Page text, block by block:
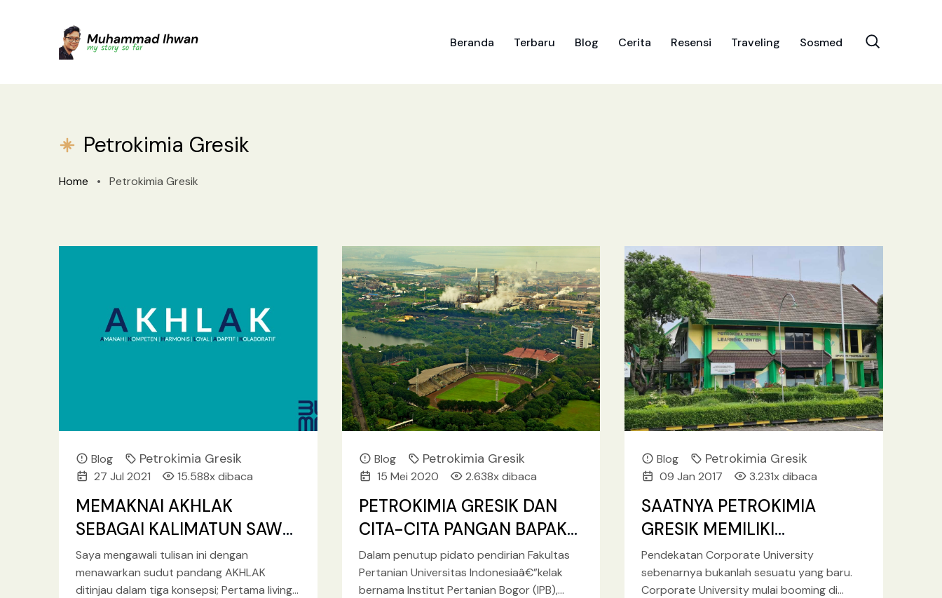
Beranda Terbaru Blog Cerita Resensi Traveling Sosmed
Petrokimia Gresik
Home • Petrokimia Gresik
Blog Petrokimia Gresik
27 Jul 2021 15.588x dibaca
MEMAKNAI AKHLAK
SEBAGAI KALIMATUN SAWA
BUMN
Saya mengawali tulisan ini dengan
menawarkan sudut pandang AKHLAK
ditinjau dalam tiga konsepsi; Pertama living
Blog Petrokimia Gresik
15 Mei 2020 2.638x dibaca
PETROKIMIA GRESIK DAN
CITA-CITA PANGAN BAPAK
BANGSA
Dalam penutup pidato pendirian Fakultas
Pertanian Universitas Indonesiaâ€”kelak
bernama Institut Pertanian Bogor (IPB),
Blog Petrokimia Gresik
09 Jan 2017 3.231x dibaca
SAATNYA PETROKIMIA
GRESIK MEMILIKI
CORPORATE UNIVERSITY
Pendekatan Corporate University
sebenarnya bukanlah sesuatu yang baru.
Corporate University mulai booming di